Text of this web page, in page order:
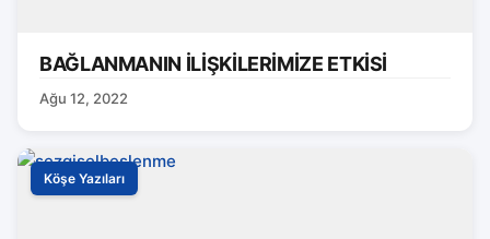
BAĞLANMANIN İLİŞKİLERİMİZE ETKİSİ
Ağu 12, 2022
Köşe Yazıları